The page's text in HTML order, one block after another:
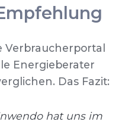
Verbraucherportal
Energieberater
Das Fazit:
hat uns im